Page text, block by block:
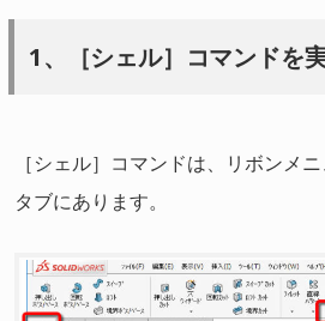
1、［シェル］コマンドを
［シェル］コマンドは、リボンメ
タブにあります。